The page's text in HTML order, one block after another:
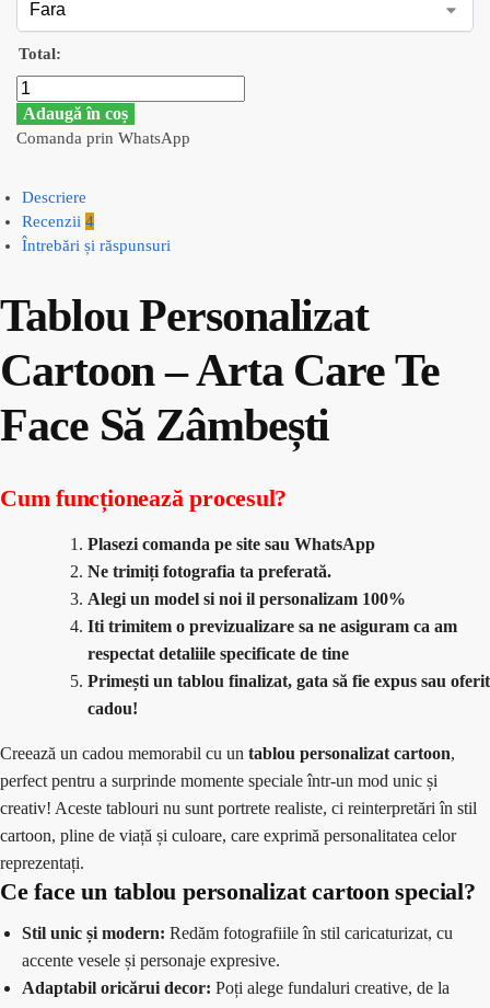
Total:
Adaugă în coș
Comanda prin WhatsApp
Descriere
Recenzii 4
Întrebări și răspunsuri
Tablou Personalizat
Cartoon – Arta Care Te
Face Să Zâmbești
Cum funcționează procesul?
Plasezi comanda pe site sau WhatsApp
Ne trimiți fotografia ta preferată.
Alegi un model si noi il personalizam 100%
Iti trimitem o previzualizare sa ne asiguram ca am
respectat detaliile specificate de tine
Primești un tablou finalizat, gata să fie expus sau oferit
cadou!
Creează un cadou memorabil cu un tablou personalizat cartoon,
perfect pentru a surprinde momente speciale într-un mod unic și
creativ! Aceste tablouri nu sunt portrete realiste, ci reinterpretări în stil
cartoon, pline de viață și culoare, care exprimă personalitatea celor
reprezentați.
Ce face un tablou personalizat cartoon special?
Stil unic și modern: Redăm fotografiile în stil caricaturizat, cu
accente vesele și personaje expresive.
Adaptabil oricărui decor: Poți alege fundaluri creative, de la